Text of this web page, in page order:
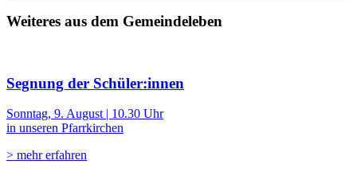
Weiteres aus dem Gemeindeleben
Segnung der Schüler:innen
Sonntag, 9. August | 10.30 Uhr
in unseren Pfarrkirchen
> mehr erfahren